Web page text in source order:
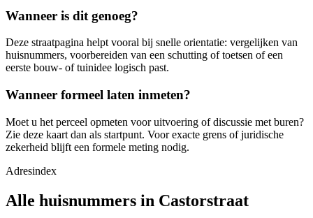
Wanneer is dit genoeg?
Deze straatpagina helpt vooral bij snelle orientatie: vergelijken van
huisnummers, voorbereiden van een schutting of toetsen of een
eerste bouw- of tuinidee logisch past.
Wanneer formeel laten inmeten?
Moet u het perceel opmeten voor uitvoering of discussie met buren?
Zie deze kaart dan als startpunt. Voor exacte grens of juridische
zekerheid blijft een formele meting nodig.
Adresindex
Alle huisnummers in Castorstraat